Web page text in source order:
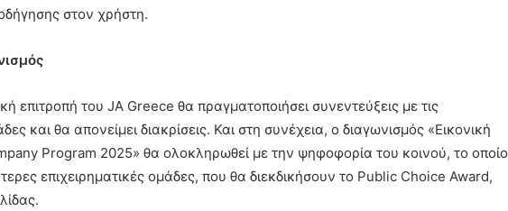
στον χρήστη.
επιτροπή του JA Greece θα πραγματοποιήσει συνεντεύξεις με τις
και θα απονείμει διακρίσεις. Και στη συνέχεια, ο διαγωνισμός «Εικονική
Program 2025» θα ολοκληρωθεί με την ψηφοφορία του κοινού, το οποίο
επιχειρηματικές ομάδες, που θα διεκδικήσουν το Public Choice Award,